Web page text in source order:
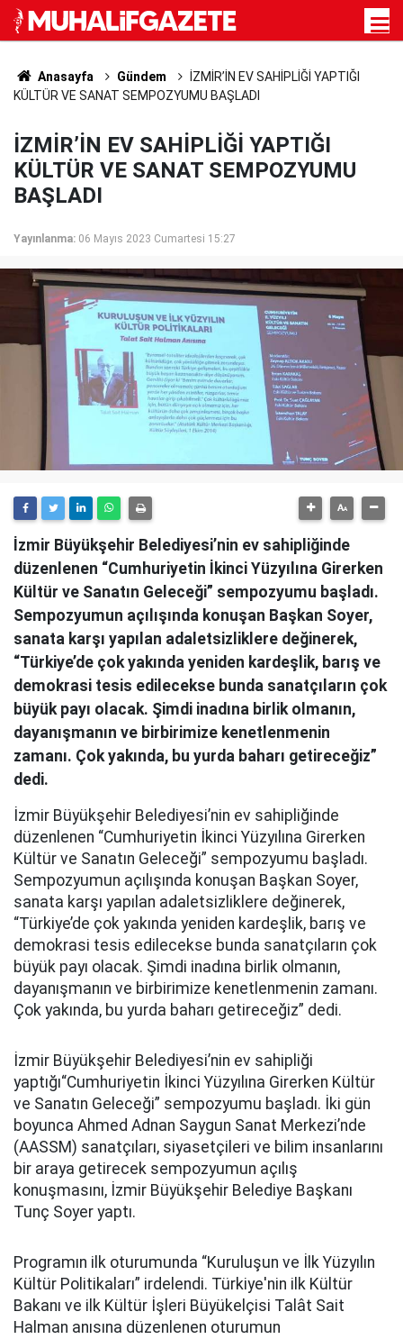
Anasayfa Gündem
İZMİR’İN EV SAHİPLİĞİ YAPTIĞI
KÜLTÜR VE SANAT SEMPOZYUMU BAŞLADI
İZMİR’İN EV SAHİPLİĞİ YAPTIĞI
KÜLTÜR VE SANAT SEMPOZYUMU
BAŞLADI
Yayınlanma: 06 Mayıs 2023 Cumartesi 15:27
İzmir Büyükşehir Belediyesi’nin ev sahipliğinde
düzenlenen “Cumhuriyetin İkinci Yüzyılına Girerken
Kültür ve Sanatın Geleceği” sempozyumu başladı.
Sempozyumun açılışında konuşan Başkan Soyer,
sanata karşı yapılan adaletsizliklere değinerek,
“Türkiye’de çok yakında yeniden kardeşlik, barış ve
demokrasi tesis edilecekse bunda sanatçıların çok
büyük payı olacak. Şimdi inadına birlik olmanın,
dayanışmanın ve birbirimize kenetlenmenin
zamanı. Çok yakında, bu yurda baharı getireceğiz”
dedi.
İzmir Büyükşehir Belediyesi’nin ev sahipliğinde
düzenlenen “Cumhuriyetin İkinci Yüzyılına Girerken
Kültür ve Sanatın Geleceği” sempozyumu başladı.
Sempozyumun açılışında konuşan Başkan Soyer,
sanata karşı yapılan adaletsizliklere değinerek,
“Türkiye’de çok yakında yeniden kardeşlik, barış ve
demokrasi tesis edilecekse bunda sanatçıların çok
büyük payı olacak. Şimdi inadına birlik olmanın,
dayanışmanın ve birbirimize kenetlenmenin zamanı.
Çok yakında, bu yurda baharı getireceğiz” dedi.
İzmir Büyükşehir Belediyesi’nin ev sahipliği
yaptığı“Cumhuriyetin İkinci Yüzyılına Girerken Kültür
ve Sanatın Geleceği” sempozyumu başladı. İki gün
boyunca Ahmed Adnan Saygun Sanat Merkezi’nde
(AASSM) sanatçıları, siyasetçileri ve bilim insanlarını
bir araya getirecek sempozyumun açılış
konuşmasını, İzmir Büyükşehir Belediye Başkanı
Tunç Soyer yaptı.
Programın ilk oturumunda “Kuruluşun ve İlk Yüzyılın
Kültür Politikaları” irdelendi. Türkiye'nin ilk Kültür
Bakanı ve ilk Kültür İşleri Büyükelçisi Talât Sait
Halman anısına düzenlenen oturumun